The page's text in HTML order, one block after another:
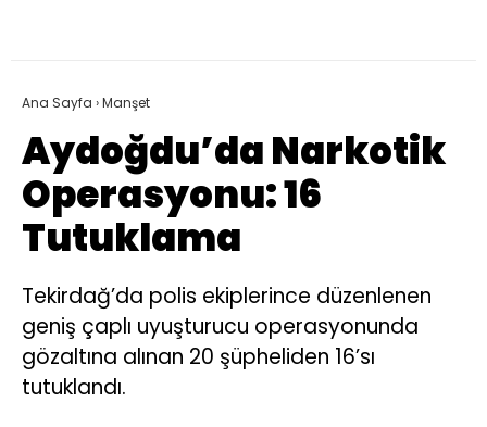
Ana Sayfa ›Manşet
Aydoğdu’da Narkotik
Operasyonu: 16
Tutuklama
Tekirdağ’da polis ekiplerince düzenlenen
geniş çaplı uyuşturucu operasyonunda
gözaltına alınan 20 şüpheliden 16’sı
tutuklandı.